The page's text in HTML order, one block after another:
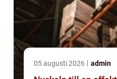
05 augusti 2026 admin